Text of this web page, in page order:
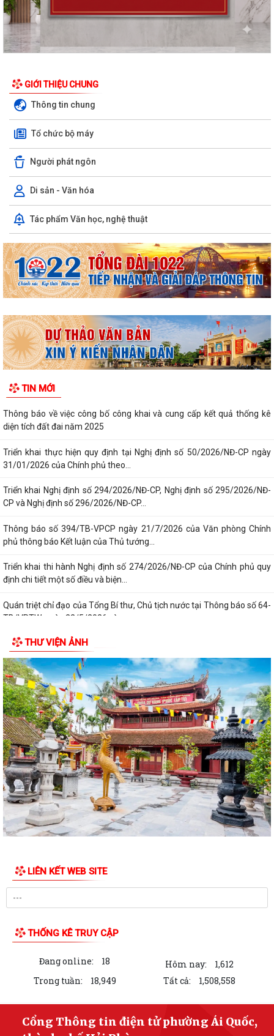
GIỚI THIỆU CHUNG
Thông tin chung
Tổ chức bộ máy
Người phát ngôn
Di sản - Văn hóa
Tác phẩm Văn học, nghệ thuật
TIN MỚI
Thông báo về việc công bố công khai và cung cấp kết quả thống kê
diện tích đất đai năm 2025
Triển khai thực hiện quy định tại Nghị định số 50/2026/NĐ-CP ngày
31/01/2026 của Chính phủ theo...
Triển khai Nghị định số 294/2026/NĐ-CP, Nghị định số 295/2026/NĐ-
CP và Nghị định số 296/2026/NĐ-CP...
Thông báo số 394/TB-VPCP ngày 21/7/2026 của Văn phòng Chính
phủ thông báo Kết luận của Thủ tướng...
Triển khai thi hành Nghị định số 274/2026/NĐ-CP của Chính phủ quy
định chi tiết một số điều và biện...
Quán triệt chỉ đạo của Tổng Bí thư, Chủ tịch nước tại Thông báo số 64-
TB/VPTW, ngày 22/5/2026 và...
THƯ VIỆN ẢNH
LIÊN KẾT WEB SITE
THỐNG KÊ TRUY CẬP
Đang online: 18 Hôm nay:
1,612
Trong tuần:
18,949 Tất cả: 1,508,558
Cổng Thông tin điện tử phường Ái Quốc,